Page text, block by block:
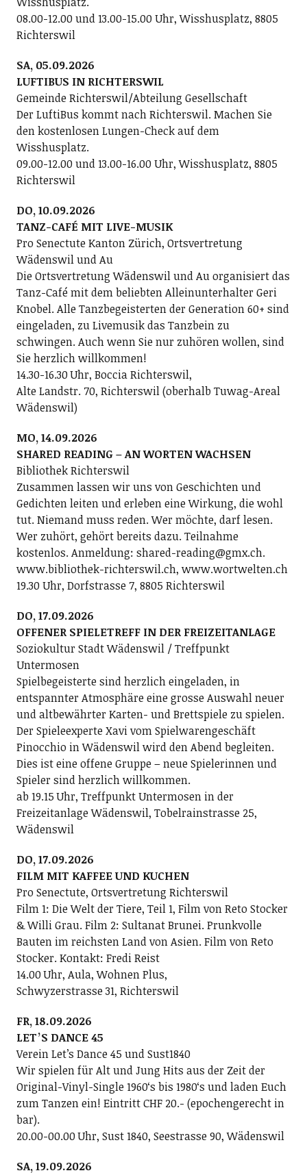
08.00-12.00 und 13.00-15.00 Uhr, Wisshusplatz, 8805
Richterswil
SA, 05.09.2026
LUFTIBUS IN RICHTERSWIL
Gemeinde Richterswil/Abteilung Gesellschaft
Der LuftiBus kommt nach Richterswil. Machen Sie
den kostenlosen Lungen-Check auf dem
Wisshusplatz.
09.00-12.00 und 13.00-16.00 Uhr, Wisshusplatz, 8805
Richterswil
DO, 10.09.2026
TANZ-CAFÉ MIT LIVE-MUSIK
Pro Senectute Kanton Zürich, Ortsvertretung
Wädenswil und Au
Die Ortsvertretung Wädenswil und Au organisiert das
Tanz-Café mit dem beliebten Alleinunterhalter Geri
Knobel. Alle Tanzbegeisterten der Generation 60+ sind
eingeladen, zu Livemusik das Tanzbein zu
schwingen. Auch wenn Sie nur zuhören wollen, sind
Sie herzlich willkommen!
14.30-16.30 Uhr, Boccia Richterswil,
Alte Landstr. 70, Richterswil (oberhalb Tuwag-Areal
Wädenswil)
MO, 14.09.2026
SHARED READING – AN WORTEN WACHSEN
Bibliothek Richterswil
Zusammen lassen wir uns von Geschichten und
Gedichten leiten und erleben eine Wirkung, die wohl
tut. Niemand muss reden. Wer möchte, darf lesen.
Wer zuhört, gehört bereits dazu. Teilnahme
kostenlos. Anmeldung: shared-reading@gmx.ch.
www.bibliothek-richterswil.ch, www.wortwelten.ch
19.30 Uhr, Dorfstrasse 7, 8805 Richterswil
DO, 17.09.2026
OFFENER SPIELETREFF IN DER FREIZEITANLAGE
Soziokultur Stadt Wädenswil / Treffpunkt
Untermosen
Spielbegeisterte sind herzlich eingeladen, in
entspannter Atmosphäre eine grosse Auswahl neuer
und altbewährter Karten- und Brettspiele zu spielen.
Der Spieleexperte Xavi vom Spielwarengeschäft
Pinocchio in Wädenswil wird den Abend begleiten.
Dies ist eine offene Gruppe – neue Spielerinnen und
Spieler sind herzlich willkommen.
ab 19.15 Uhr, Treffpunkt Untermosen in der
Freizeitanlage Wädenswil, Tobelrainstrasse 25,
Wädenswil
DO, 17.09.2026
FILM MIT KAFFEE UND KUCHEN
Pro Senectute, Ortsvertretung Richterswil
Film 1: Die Welt der Tiere, Teil 1, Film von Reto Stocker
& Willi Grau. Film 2: Sultanat Brunei. Prunkvolle
Bauten im reichsten Land von Asien. Film von Reto
Stocker. Kontakt: Fredi Reist
14.00 Uhr, Aula, Wohnen Plus,
Schwyzerstrasse 31, Richterswil
FR, 18.09.2026
LETʼS DANCE 45
Verein Letʼs Dance 45 und Sust1840
Wir spielen für Alt und Jung Hits aus der Zeit der
Original-Vinyl-Single 1960ʻs bis 1980ʻs und laden Euch
zum Tanzen ein! Eintritt CHF 20.- (epochengerecht in
bar).
20.00-00.00 Uhr, Sust 1840, Seestrasse 90, Wädenswil
SA, 19.09.2026